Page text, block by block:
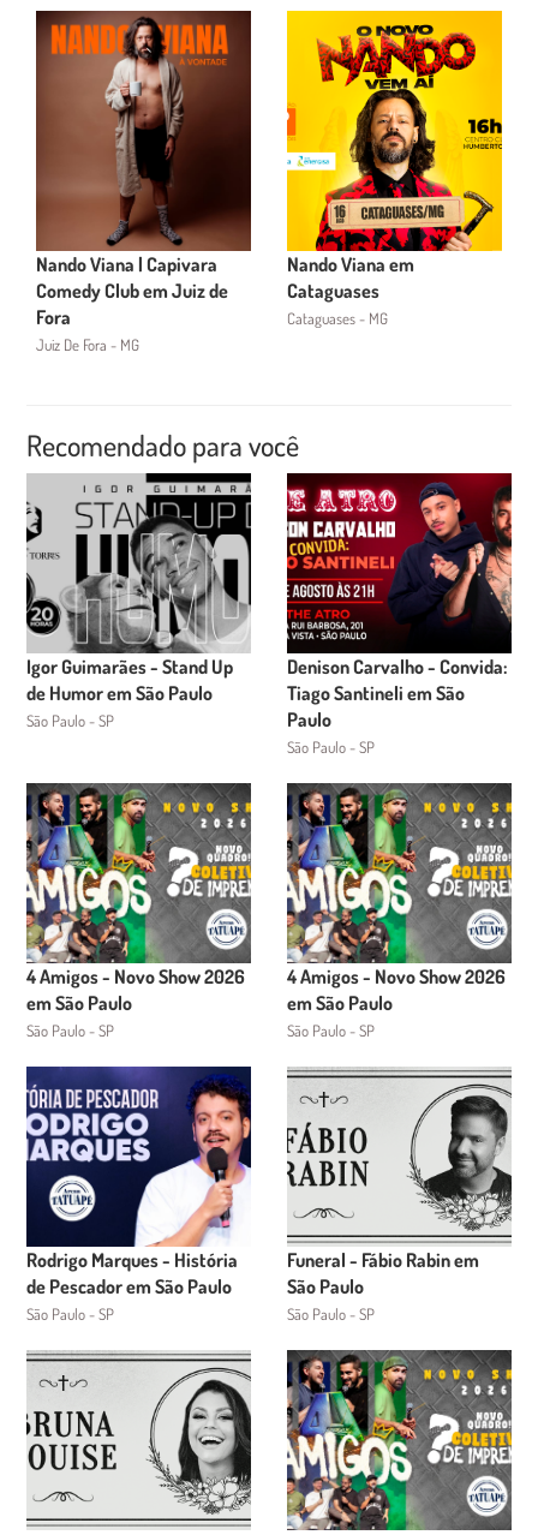
Nando Viana | Capivara
Comedy Club em Juiz de
Fora
Juiz De Fora - MG
Nando Viana em
Cataguases
Cataguases - MG
Recomendado para você
Igor Guimarães - Stand Up
de Humor em São Paulo
São Paulo - SP
Denison Carvalho - Convida:
Tiago Santineli em São
Paulo
São Paulo - SP
4 Amigos - Novo Show 2026
em São Paulo
São Paulo - SP
4 Amigos - Novo Show 2026
em São Paulo
São Paulo - SP
Rodrigo Marques - História
de Pescador em São Paulo
São Paulo - SP
Funeral - Fábio Rabin em
São Paulo
São Paulo - SP